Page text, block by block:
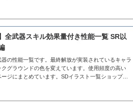
全武器スキル効果量付き性能一覧 SR以
器の性能一覧です。最終解放が実装されているキャラ
グラウンドの色を変えています。使用頻度の高い
ジにまとめています。SDイラスト一覧ショップ・